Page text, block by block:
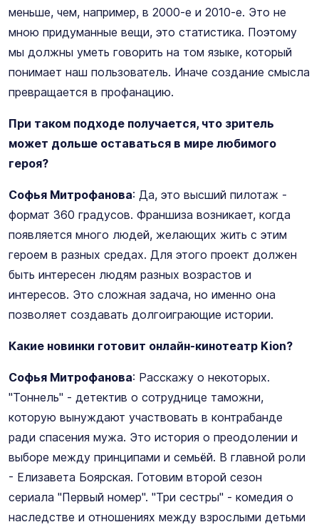
меньше, чем, например, в 2000-е и 2010-е. Это не
мною придуманные вещи, это статистика. Поэтому
мы должны уметь говорить на том языке, который
понимает наш пользователь. Иначе создание смысла
превращается в профанацию.
При таком подходе получается, что зритель
может дольше оставаться в мире любимого
героя?
Софья Митрофанова: Да, это высший пилотаж -
формат 360 градусов. Франшиза возникает, когда
появляется много людей, желающих жить с этим
героем в разных средах. Для этого проект должен
быть интересен людям разных возрастов и
интересов. Это сложная задача, но именно она
позволяет создавать долгоиграющие истории.
Какие новинки готовит онлайн-кинотеатр Kion?
Софья Митрофанова: Расскажу о некоторых.
"Тоннель" - детектив о сотруднице таможни,
которую вынуждают участвовать в контрабанде
ради спасения мужа. Это история о преодолении и
выборе между принципами и семьёй. В главной роли
- Елизавета Боярская. Готовим второй сезон
сериала "Первый номер". "Три сестры" - комедия о
наследстве и отношениях между взрослыми детьми